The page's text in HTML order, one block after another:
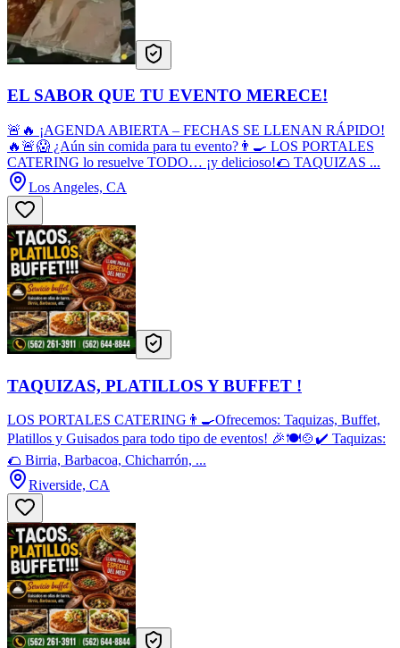
EL SABOR QUE TU EVENTO MERECE!
🚨🔥 ¡AGENDA ABIERTA – FECHAS SE LLENAN RÁPIDO!
🔥🚨😱 ¿Aún sin comida para tu evento?👨‍🍳 LOS PORTALES
CATERING lo resuelve TODO… ¡y delicioso!🌮 TAQUIZAS ...
Los Angeles, CA
TAQUIZAS, PLATILLOS Y BUFFET !
LOS PORTALES CATERING👨‍🍳Ofrecemos: Taquizas, Buffet,
Platillos y Guisados para todo tipo de eventos! 🎉🍽️🍲✔️ Taquizas:
🌮 Birria, Barbacoa, Chicharrón, ...
Riverside, CA